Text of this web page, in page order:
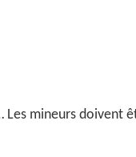
Les mineurs doivent